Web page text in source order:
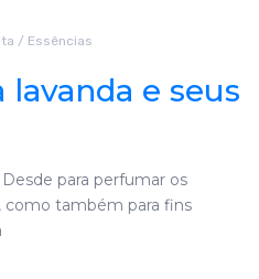
/ Essências
e seus
para perfumar os
como também para fins